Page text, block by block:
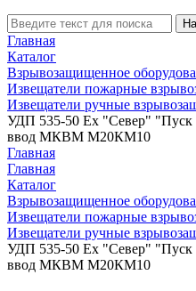
Главная
Каталог
Взрывозащищенное
Извещатели пожарные
Извещатели ручные
УДП 535-50 Ex "Север" "Пуск
ввод МКВМ М20КМ10
Главная
Главная
Каталог
Взрывозащищенное
Извещатели пожарные
Извещатели ручные
УДП 535-50 Ex "Север" "Пуск
ввод МКВМ М20КМ10